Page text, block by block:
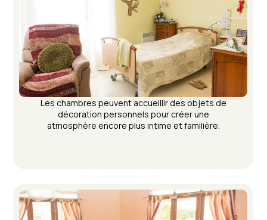
Les chambres peuvent accueillir des objets de
décoration personnels pour créer une
atmosphère encore plus intime et familière.